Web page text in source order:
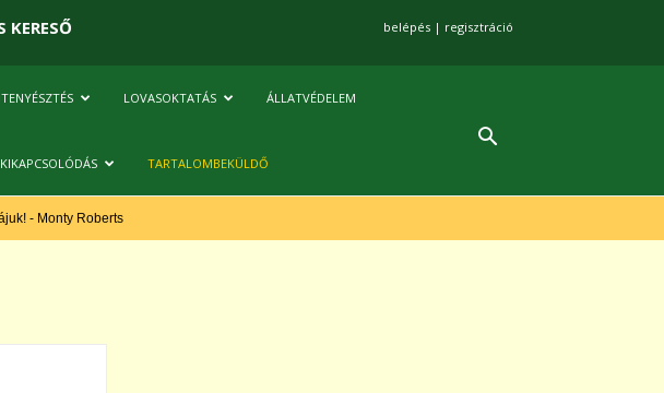
KERESŐ belépés | regisztráció
LOVASOKTATÁS ÁLLATVÉDELEM
KIKAPCSOLÓDÁS TARTALOMBEKÜLDŐ
- Monty Roberts